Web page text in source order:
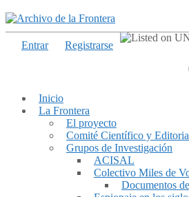
Inicio
La Frontera
El proyecto
Comité Científico y
Grupos de Investigación
ACISAL
Colectivo Miles de
Documentos
Entrar Registrarse